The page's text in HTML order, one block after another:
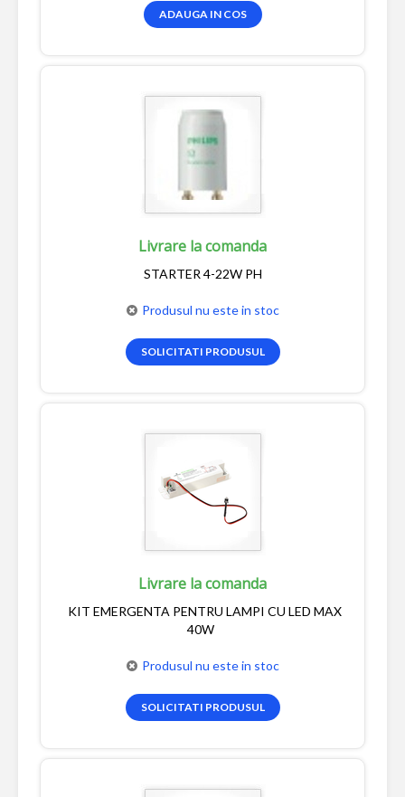
ADAUGA IN COS
Livrare la comanda
STARTER 4-22W PH
Produsul nu este in stoc
SOLICITATI PRODUSUL
Livrare la comanda
KIT EMERGENTA PENTRU LAMPI CU LED MAX
40W
Produsul nu este in stoc
SOLICITATI PRODUSUL